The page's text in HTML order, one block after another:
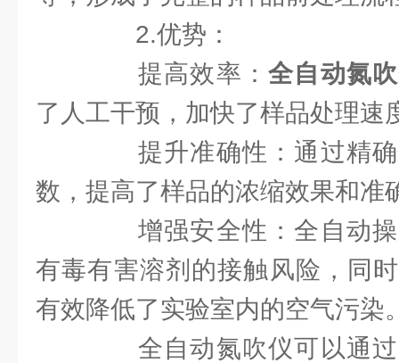
2.优势：
提高效率：全自动氮
了人工干预，加快了样品处理速
提升准确性：通过精确
数，提高了样品的浓缩效果和准
增强安全性：全自动操
有毒有害溶剂的接触风险，同
有效降低了实验室内的空气污染
全自动氮吹仪可以通过